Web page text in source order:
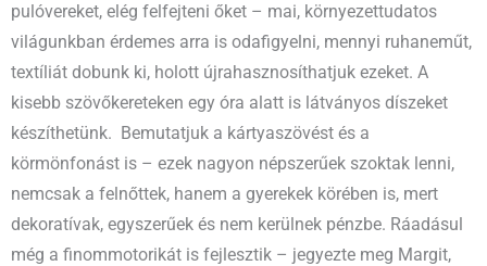
pulóvereket, elég felfejteni őket – mai, környezettudatos
világunkban érdemes arra is odafigyelni, mennyi ruhaneműt,
textíliát dobunk ki, holott újrahasznosíthatjuk ezeket. A
kisebb szövőkereteken egy óra alatt is látványos díszeket
készíthetünk. Bemutatjuk a kártyaszövést és a
körmönfonást is – ezek nagyon népszerűek szoktak lenni,
nemcsak a felnőttek, hanem a gyerekek körében is, mert
dekoratívak, egyszerűek és nem kerülnek pénzbe. Ráadásul
még a finommotorikát is fejlesztik – jegyezte meg Margit,